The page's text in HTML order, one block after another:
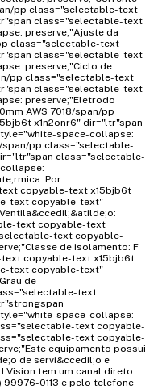
pp class="selectable-text
class="selectable-text
preserve;"Ajuste da
class="selectable-text
class="selectable-text
preserve;"Ciclo de
pp class="selectable-text
class="selectable-text
preserve;"Eletrodo
AWS 7018/span/pp
x1n2onr6" dir="ltr"span
space-collapse:
span/pp class="selectable-
class="selectable-
Por
copyable-text x15bjb6t
text copyable-text"
text copyable-text
text copyable-
de isolamento: F
copyable-text x15bjb6t
text copyable-text"
de
text
space-collapse:
text copyable-
text copyable-
equipamento possui
de servi&ccedil;o e
Vision tem um canal direto
0113 e pelo telefone